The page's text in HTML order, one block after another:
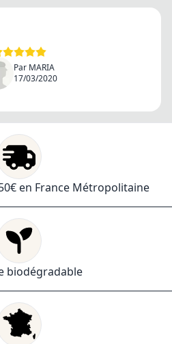
Par MARIA
17/03/2020
en France Métropolitaine
biodégradable